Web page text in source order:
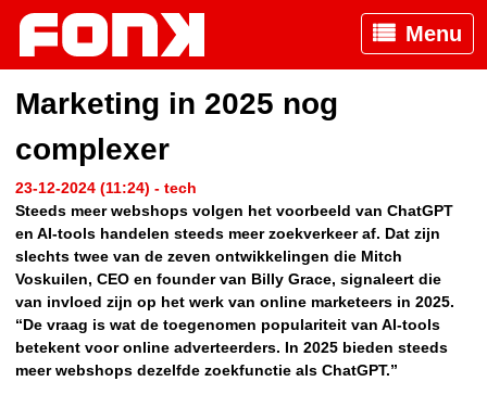
Menu
Marketing in 2025 nog
complexer
23-12-2024 (11:24) - tech
Steeds meer webshops volgen het voorbeeld van ChatGPT
en AI-tools handelen steeds meer zoekverkeer af. Dat zijn
slechts twee van de zeven ontwikkelingen die Mitch
Voskuilen, CEO en founder van Billy Grace, signaleert die
van invloed zijn op het werk van online marketeers in 2025.
“De vraag is wat de toegenomen populariteit van AI-tools
betekent voor online adverteerders. In 2025 bieden steeds
meer webshops dezelfde zoekfunctie als ChatGPT.”